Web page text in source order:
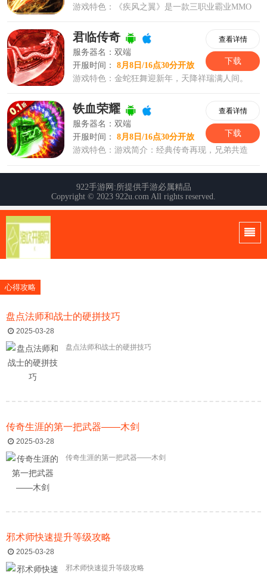
心得攻略
盘点法师和战士的硬拼技巧
2025-03-28
盘点法师和战士的硬拼技巧
传奇生涯的第一把武器——木剑
2025-03-28
传奇生涯的第一把武器——木剑
邪术师快速提升等级攻略
2025-03-28
邪术师快速提升等级攻略